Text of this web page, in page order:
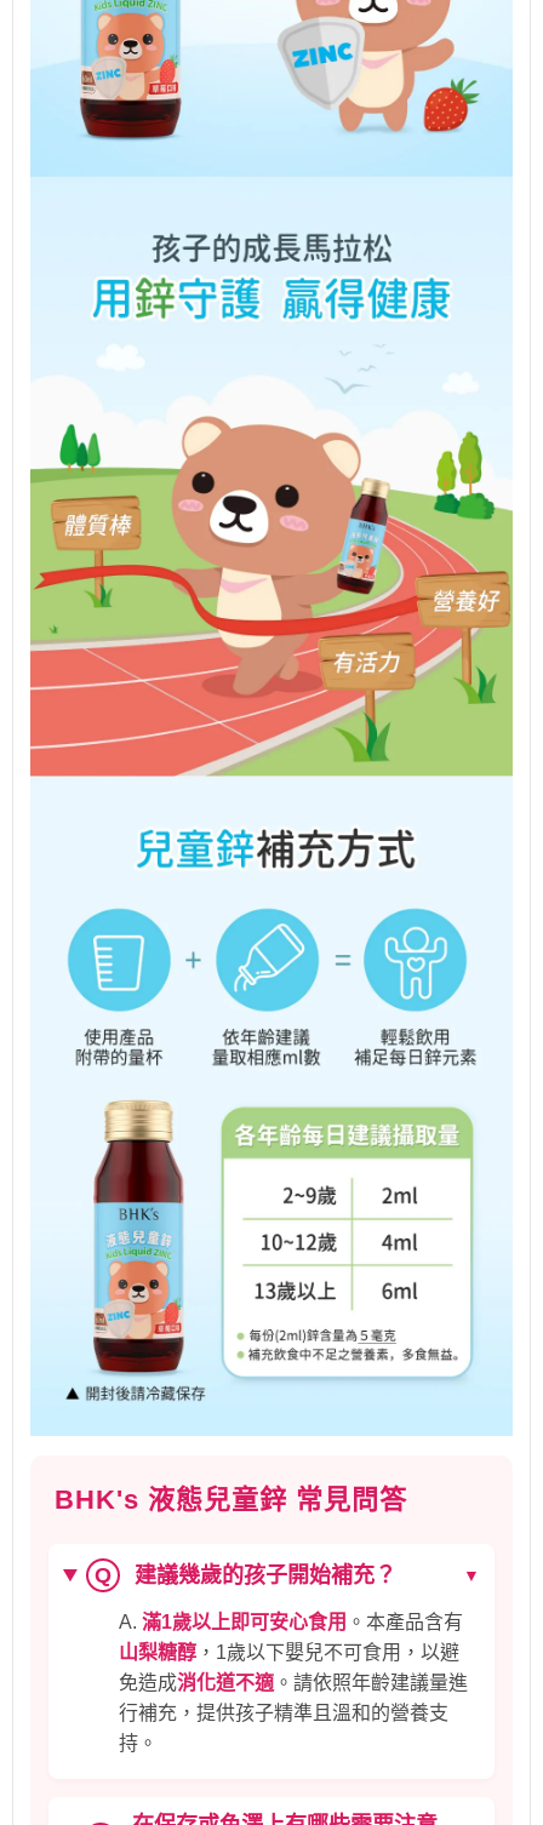
BHK's 液態兒童鋅 常見問答
Q 建議幾歲的孩子開始補充？ ▼
A. 滿1歲以上即可安心食用 。本產品含有
山梨糖醇 ，1歲以下嬰兒不可食用，以避
免造成消化道不適 。請依照年齡建議量進
行補充，提供孩子精準且溫和的營養支
持。